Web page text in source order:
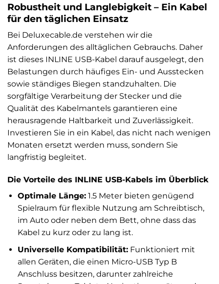
Robustheit und Langlebigkeit – Ein Kabel
für den täglichen Einsatz
Bei Deluxecable.de verstehen wir die
Anforderungen des alltäglichen Gebrauchs. Daher
ist dieses INLINE USB-Kabel darauf ausgelegt, den
Belastungen durch häufiges Ein- und Ausstecken
sowie ständiges Biegen standzuhalten. Die
sorgfältige Verarbeitung der Stecker und die
Qualität des Kabelmantels garantieren eine
herausragende Haltbarkeit und Zuverlässigkeit.
Investieren Sie in ein Kabel, das nicht nach wenigen
Monaten ersetzt werden muss, sondern Sie
langfristig begleitet.
Die Vorteile des INLINE USB-Kabels im Überblick
Optimale Länge:1.5 Meter bieten genügend
Spielraum für flexible Nutzung am Schreibtisch,
im Auto oder neben dem Bett, ohne dass das
Kabel zu kurz oder zu lang ist.
Universelle Kompatibilität:Funktioniert mit
allen Geräten, die einen Micro-USB Typ B
Anschluss besitzen, darunter zahlreiche